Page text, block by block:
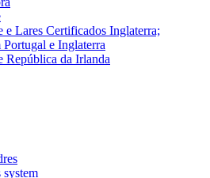
e Lares Certificados Inglaterra;
e Inglaterra
República da Irlanda
system